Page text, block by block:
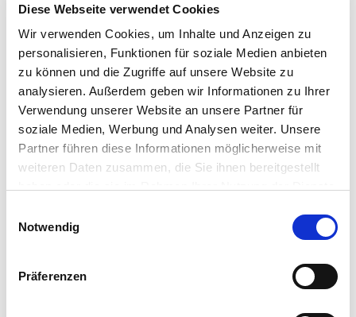
Diese Webseite verwendet Cookies
Wir verwenden Cookies, um Inhalte und Anzeigen zu
personalisieren, Funktionen für soziale Medien anbieten
zu können und die Zugriffe auf unsere Website zu
analysieren. Außerdem geben wir Informationen zu Ihrer
Verwendung unserer Website an unsere Partner für
soziale Medien, Werbung und Analysen weiter. Unsere
Partner führen diese Informationen möglicherweise mit
weiteren Daten zusammen, die Sie ihnen bereitgestellt
Notwendig
Präferenzen
Nur Saatgut von herausragender Qualität liefert eine gute